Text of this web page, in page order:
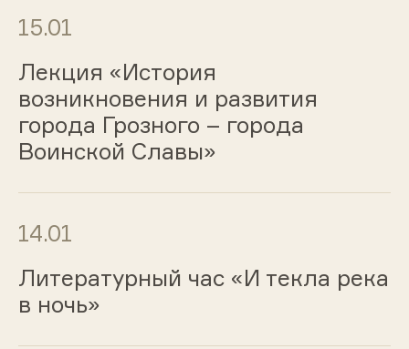
15.01
Лекция «История
возникновения и развития
города Грозного – города
Воинской Славы»
14.01
Литературный час «И текла река
в ночь»